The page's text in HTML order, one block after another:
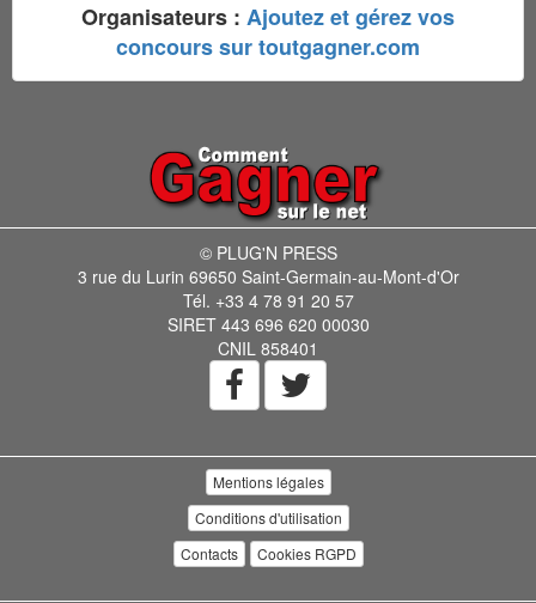
Organisateurs : Ajoutez et gérez vos
concours sur toutgagner.com
© PLUG'N PRESS
3 rue du Lurin 69650 Saint-Germain-au-Mont-d'Or
Tél. +33 4 78 91 20 57
SIRET 443 696 620 00030
CNIL 858401
Mentions légales
Conditions d'utilisation
Contacts
Cookies RGPD